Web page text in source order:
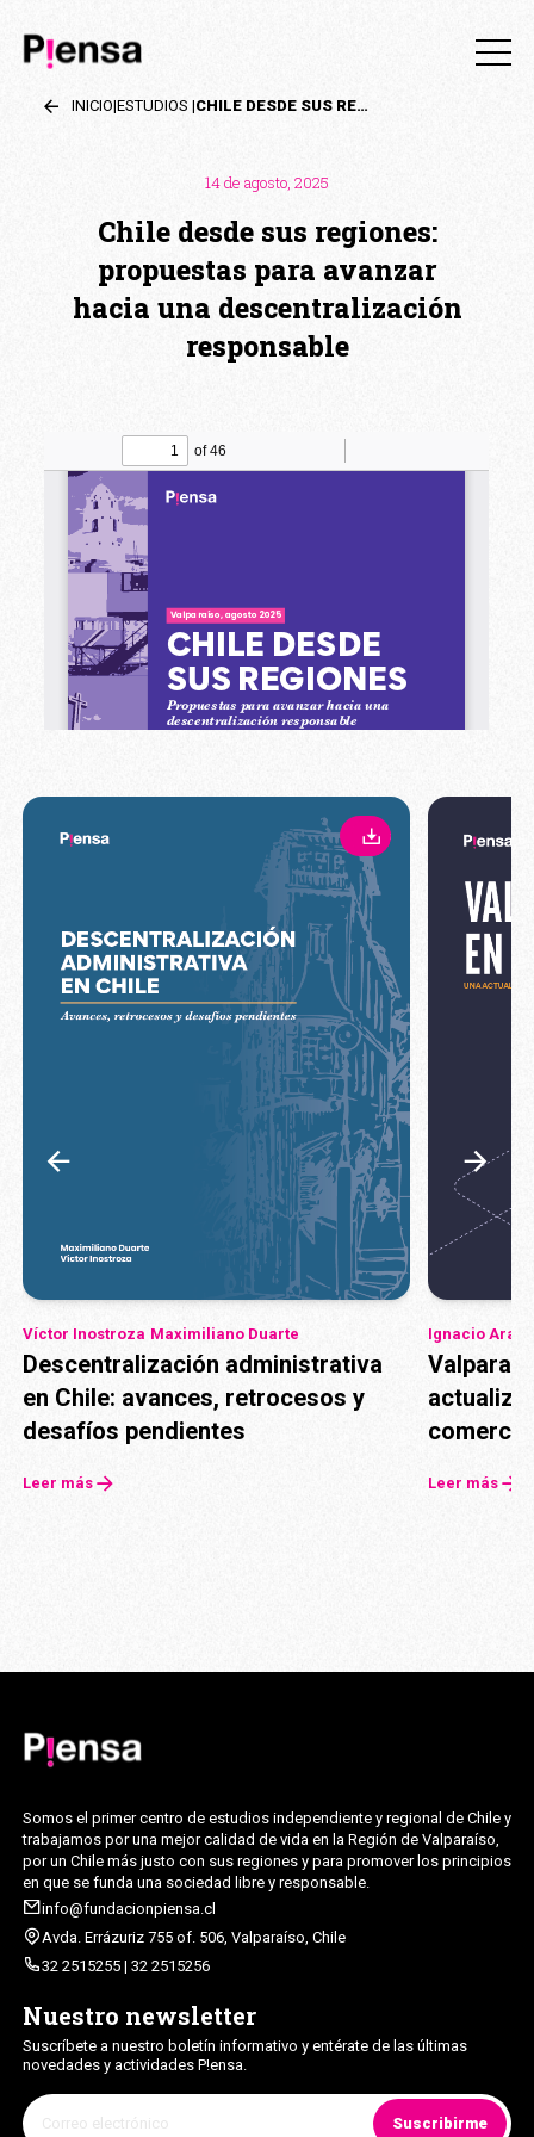
INICIO|ESTUDIOS | CHILE DESDE SUS REGIONES: PROPUESTAS PARA AVANZAR HACIA UNA DESCENTRALIZACIÓN RESPONSABLE
14 de agosto, 2025
Chile desde sus regiones:
propuestas para avanzar
hacia una descentralización
responsable
Descargar
Víctor Inostroza Maximiliano Duarte
Descentralización administrativa
en Chile: avances, retrocesos y
desafíos pendientes
Leer más
Ignacio
Leer más
Somos el primer centro de estudios independiente y regional de Chile y
trabajamos por una mejor calidad de vida en la Región de Valparaíso,
por un Chile más justo con sus regiones y para promover los principios
en que se funda una sociedad libre y responsable.
info@fundacionpiensa.cl
Avda. Errázuriz 755 of. 506, Valparaíso, Chile
32 2515255 | 32 2515256
Nuestro newsletter
Suscríbete a nuestro boletín informativo y entérate de las últimas
novedades y actividades P!ensa.
Suscribirme